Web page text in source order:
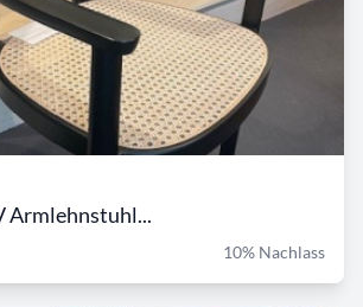
Armlehnstuhl...
10% Nachlass